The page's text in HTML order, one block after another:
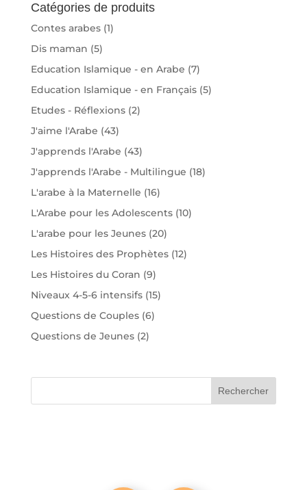
Catégories de produits
Contes arabes (1)
Dis maman (5)
Education Islamique - en Arabe (7)
Education Islamique - en Français (5)
Etudes - Réflexions (2)
J'aime l'Arabe (43)
J'apprends l'Arabe (43)
J'apprends l'Arabe - Multilingue (18)
L'arabe à la Maternelle (16)
L'Arabe pour les Adolescents (10)
L'arabe pour les Jeunes (20)
Les Histoires des Prophètes (12)
Les Histoires du Coran (9)
Niveaux 4-5-6 intensifs (15)
Questions de Couples (6)
Questions de Jeunes (2)